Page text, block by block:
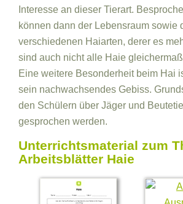
Interesse an dieser Tierart.
können dann der Lebensraum sowie
verschiedenen Haiarten, derer es
sind auch nicht alle Haie
Eine weitere Besonderheit beim Hai
sein nachwachsendes Gebiss.
den Schülern über Jäger und
gesprochen werden.
Unterrichtsmaterial zum
Arbeitsblätter Haie